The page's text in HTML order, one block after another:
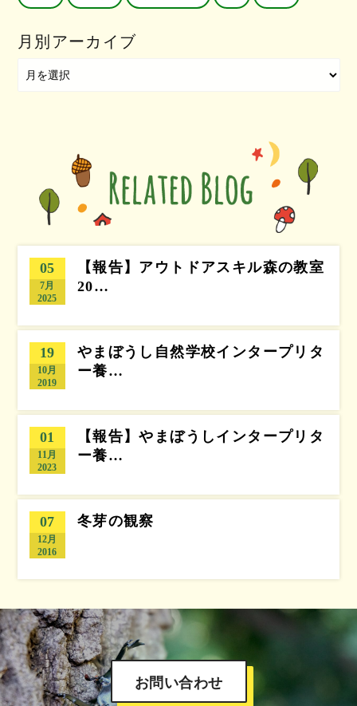
月別アーカイブ
05
7月
2025
【報告】アウトドアスキル森の教室
20…
19
10月
2019
やまぼうし自然学校インタープリタ
ー養…
01
11月
2023
【報告】やまぼうしインタープリタ
ー養…
07
12月
2016
冬芽の観察
お問い合わせ